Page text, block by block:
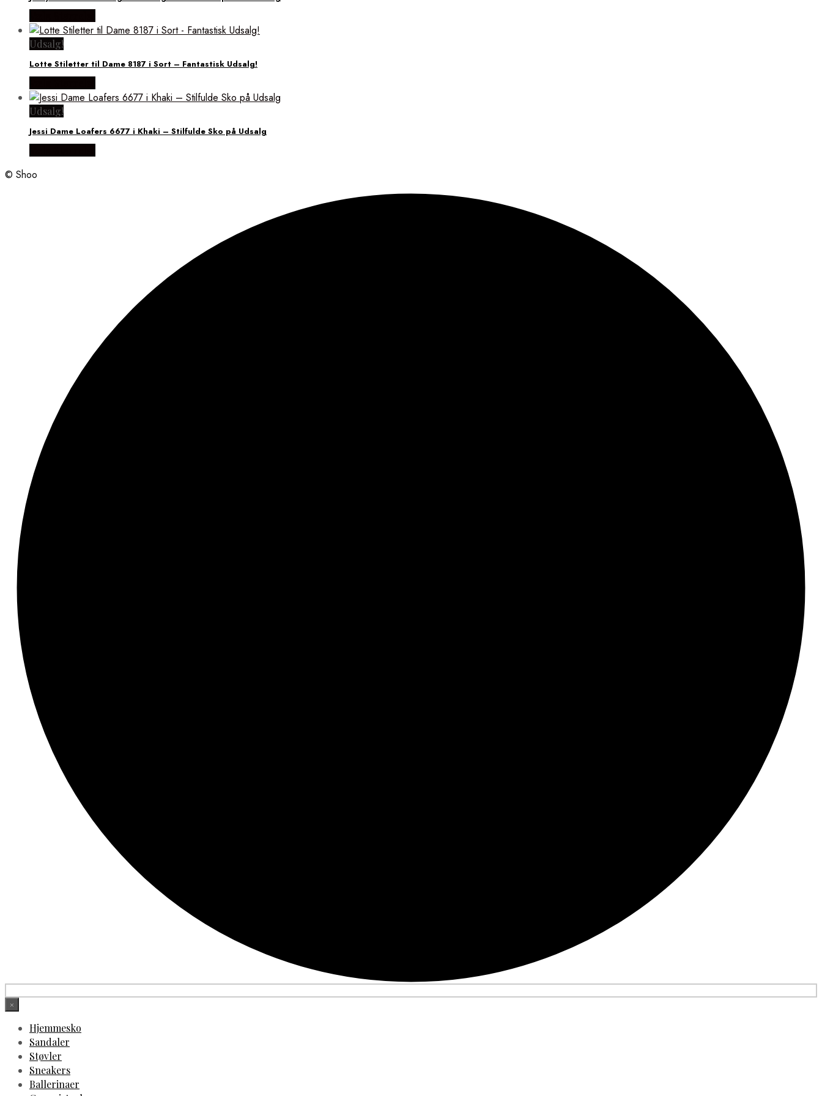
Udsalg!
Lotte Stiletter til Dame 8187 i Sort – Fantastisk Udsalg!
Udsalg!
Jessi Dame Loafers 6677 i Khaki – Stilfulde Sko på Udsalg
© Shoo
×
Hjemmesko
Sandaler
Støvler
Sneakers
Ballerinaer